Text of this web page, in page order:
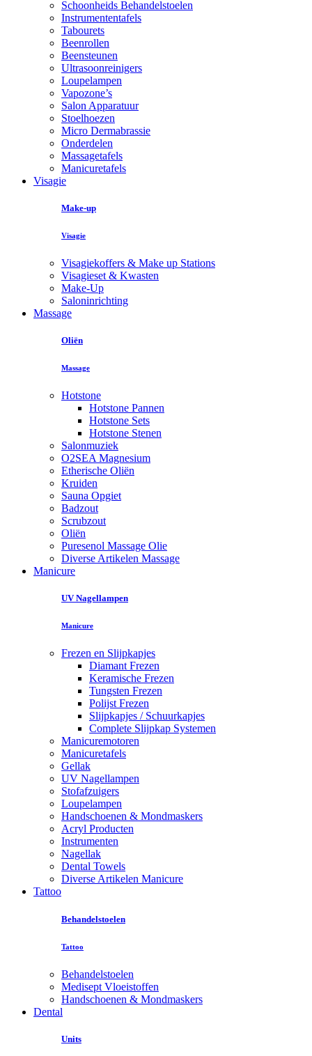
Schoonheids Behandelstoelen
Instrumententafels
Tabourets
Beenrollen
Beensteunen
Ultrasoonreinigers
Loupelampen
Vapozone’s
Salon Apparatuur
Stoelhoezen
Micro Dermabrassie
Onderdelen
Massagetafels
Manicuretafels
Visagie
Make-up
Visagie
Visagiekoffers & Make up Stations
Visagieset & Kwasten
Make-Up
Saloninrichting
Massage
Oliën
Massage
Hotstone
Hotstone Pannen
Hotstone Sets
Hotstone Stenen
Salonmuziek
O2SEA Magnesium
Etherische Oliën
Kruiden
Sauna Opgiet
Badzout
Scrubzout
Oliën
Puresenol Massage Olie
Diverse Artikelen Massage
Manicure
UV Nagellampen
Manicure
Frezen en Slijpkapjes
Diamant Frezen
Keramische Frezen
Tungsten Frezen
Polijst Frezen
Slijpkapjes / Schuurkapjes
Complete Slijpkap Systemen
Manicuremotoren
Manicuretafels
Gellak
UV Nagellampen
Stofafzuigers
Loupelampen
Handschoenen & Mondmaskers
Acryl Producten
Instrumenten
Nagellak
Dental Towels
Diverse Artikelen Manicure
Tattoo
Behandelstoelen
Tattoo
Behandelstoelen
Medisept Vloeistoffen
Handschoenen & Mondmaskers
Dental
Units